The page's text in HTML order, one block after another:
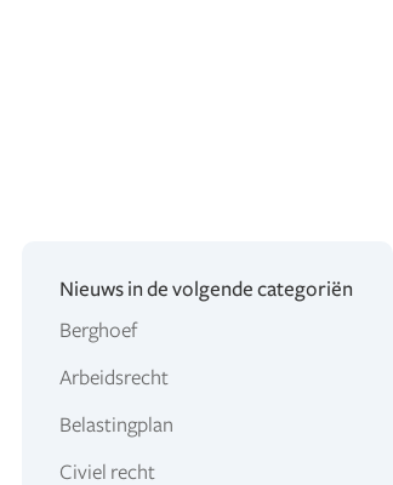
Nieuws in de volgende categoriën
Berghoef
Arbeidsrecht
Belastingplan
Civiel recht